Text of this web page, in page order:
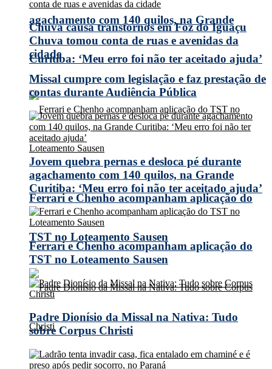
agachamento com 140 quilos, na Grande
Curitiba: ‘Meu erro foi não ter aceitado ajuda’
Ferrari e Chenho acompanham aplicação do
TST no Loteamento Sausen
Chuva causa transtornos em Foz do Iguaçu
Chuva tomou conta de ruas e avenidas da
cidade
Missal cumpre com legislação e faz prestação de
contas durante Audiência Pública
Jovem quebra pernas e desloca pé durante
agachamento com 140 quilos, na Grande
Curitiba: ‘Meu erro foi não ter aceitado ajuda’
Ferrari e Chenho acompanham aplicação do
TST no Loteamento Sausen
Padre Dionísio da Missal na Nativa: Tudo
sobre Corpus Christi